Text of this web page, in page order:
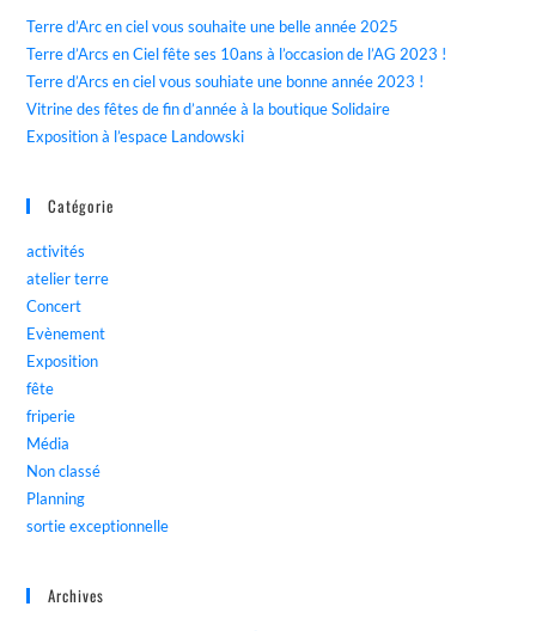
Terre d’Arc en ciel vous souhaite une belle année 2025
Terre d’Arcs en Ciel fête ses 10ans à l’occasion de l’AG 2023 !
Terre d’Arcs en ciel vous souhiate une bonne année 2023 !
Vitrine des fêtes de fin d’année à la boutique Solidaire
Exposition à l’espace Landowski
Catégorie
activités
atelier terre
Concert
Evènement
Exposition
fête
friperie
Média
Non classé
Planning
sortie exceptionnelle
Archives